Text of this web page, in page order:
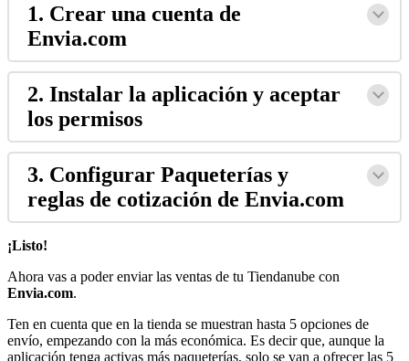
1. Crear una cuenta de
Envia.com
2. Instalar la aplicación y aceptar
los permisos
3. Configurar Paqueterías y
reglas de cotización de Envia.com
¡Listo!
Ahora vas a poder enviar las ventas de tu Tiendanube con
Envia.com.
Ten en cuenta que en la tienda se muestran hasta 5 opciones de
envío, empezando con la más económica. Es decir que, aunque la
aplicación tenga activas más paqueterías, solo se van a ofrecer las 5